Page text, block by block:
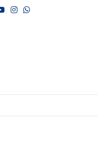
youtube
instagram
whatsapp